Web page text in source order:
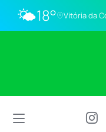
🌤️18° Vitória da